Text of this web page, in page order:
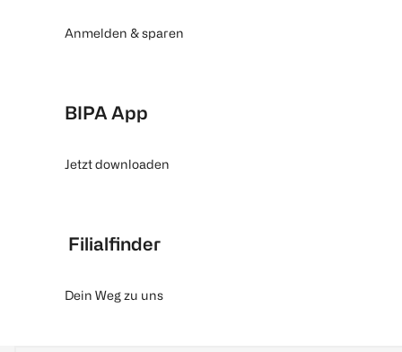
Anmelden & sparen
BIPA App
Jetzt downloaden
Filialfinder
Dein Weg zu uns